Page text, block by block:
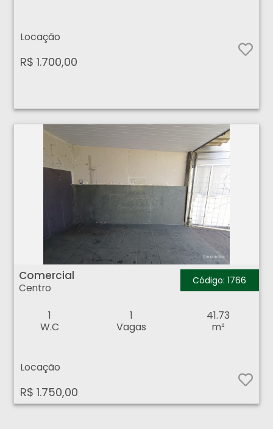
Locação
R$ 1.700,00
Comercial - Centro - Ribeirão Preto
Comercial
Centro
Código: 1766
1
W.C
1
Vagas
41.73
m²
Locação
R$ 1.750,00